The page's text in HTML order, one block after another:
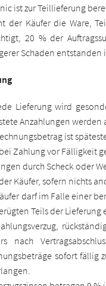
ist zur Teillieferung
der Käufer die Ware,
20 % der
Schaden entstanden
Lieferung wird
Anzahlungen
ist
Zahlung vor Fälligkeit
durch Scheck oder
Käufer, sofern nichts
darf im Falle einer
Teils der Lieferung
nach
sofort fällig